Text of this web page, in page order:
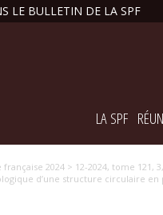
LE BULLETIN DE LA SPF
LA SPF
2024 > 12-2024, tome 121,
d’une structure circulaire